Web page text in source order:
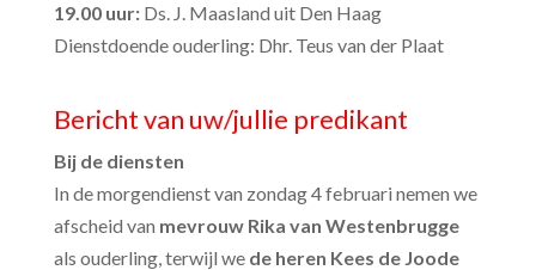
19.00 uur:Ds. J. Maasland uit Den Haag
Dienstdoende ouderling: Dhr. Teus van der Plaat
Bericht van uw/jullie predikant
Bij de diensten
In de morgendienst van zondag 4 februari nemen we
afscheid van mevrouw Rika van Westenbrugge
als ouderling, terwijl we de heren Kees de Joode